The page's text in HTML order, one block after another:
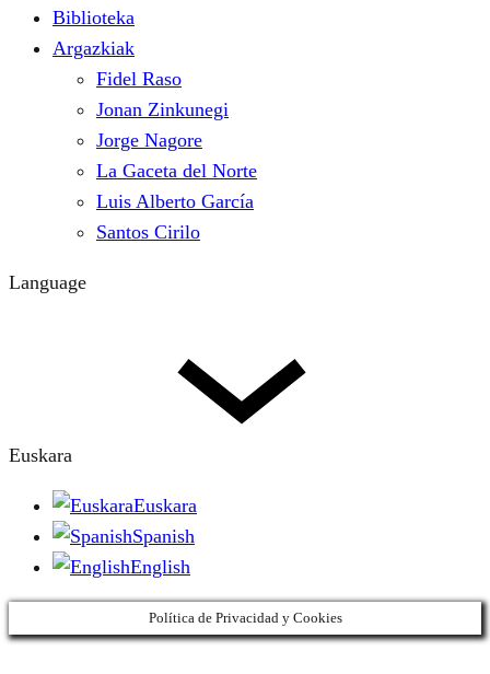
Biblioteka
Argazkiak
Fidel Raso
Jonan Zinkunegi
Jorge Nagore
La Gaceta del Norte
Luis Alberto García
Santos Cirilo
Language
Euskara
Euskara
Spanish
English
Política de Privacidad y Cookies